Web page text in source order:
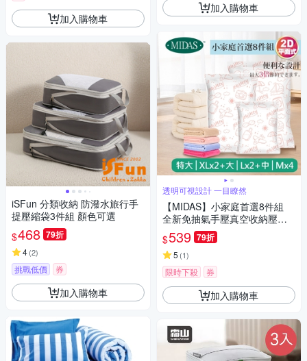
加入購物車
iSFun 分類收納 防潑水旅行手
提壓縮袋3件組 顏色可選
$468 79折
4(2)
挑戰低價 券
加入購物車
加入購物車
透明可視設計 一目瞭然
【MIDAS】小家庭首選8件組
全新免抽氣手壓真空收納壓縮
袋(真空壓縮/收納袋/旅行收納/
手壓收納)
$539 79折
5 (1)
限時下殺 券
加入購物車